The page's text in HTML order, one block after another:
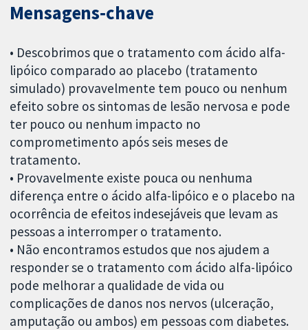
Mensagens‐chave
• Descobrimos que o tratamento com ácido alfa-
lipóico comparado ao placebo (tratamento
simulado) provavelmente tem pouco ou nenhum
efeito sobre os sintomas de lesão nervosa e pode
ter pouco ou nenhum impacto no
comprometimento após seis meses de
tratamento.
• Provavelmente existe pouca ou nenhuma
diferença entre o ácido alfa-lipóico e o placebo na
ocorrência de efeitos indesejáveis ​​que levam as
pessoas a interromper o tratamento.
• Não encontramos estudos que nos ajudem a
responder se o tratamento com ácido alfa-lipóico
pode melhorar a qualidade de vida ou
complicações de danos nos nervos (ulceração,
amputação ou ambos) em pessoas com diabetes.